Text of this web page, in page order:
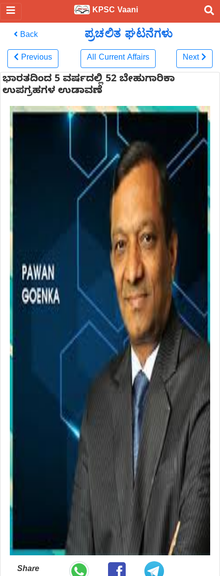
KPSC Vaani
Back ಪ್ರಚಲಿತ ಘಟನೆಗಳು
Previous All Current Affairs Next
ಭಾರತದಿಂದ 5 ವರ್ಷದಲ್ಲಿ 52 ಬೇಹುಗಾರಿಕಾ
ಉಪಗ್ರಹಗಳ ಉಡಾವಣೆ
Share